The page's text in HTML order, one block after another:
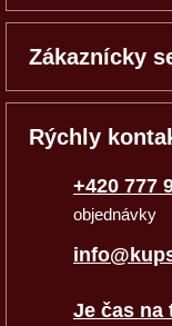
Zákaznícky
Rýchly
+420 777
objednávky
Je čas na